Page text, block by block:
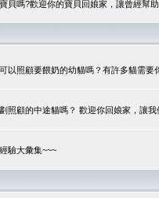
貝嗎?歡迎你的寶貝回娘家，讓曾經幫
以照顧要餵奶的幼貓嗎？有許多貓需要
照顧的中途貓嗎？ 歡迎你回娘家，讓我
驗大彙集~~~